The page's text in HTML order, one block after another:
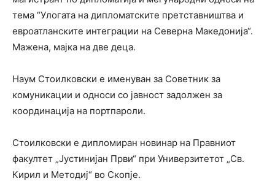
тема “Улогата на дипломатските претставништва и
евроатланските интеграции на Северна Македонија“.
Мажена, мајка на две деца.
Наум Стоилковски е именуван за Советник за
комуникации и односи со јавност задолжен за
координација на портпароли.
Стоилковски е дипломиран новинар на Правниот
факултет „Јустинијан Први“ при Универзитетот „Св.
Кирил и Методиј“ во Скопје.